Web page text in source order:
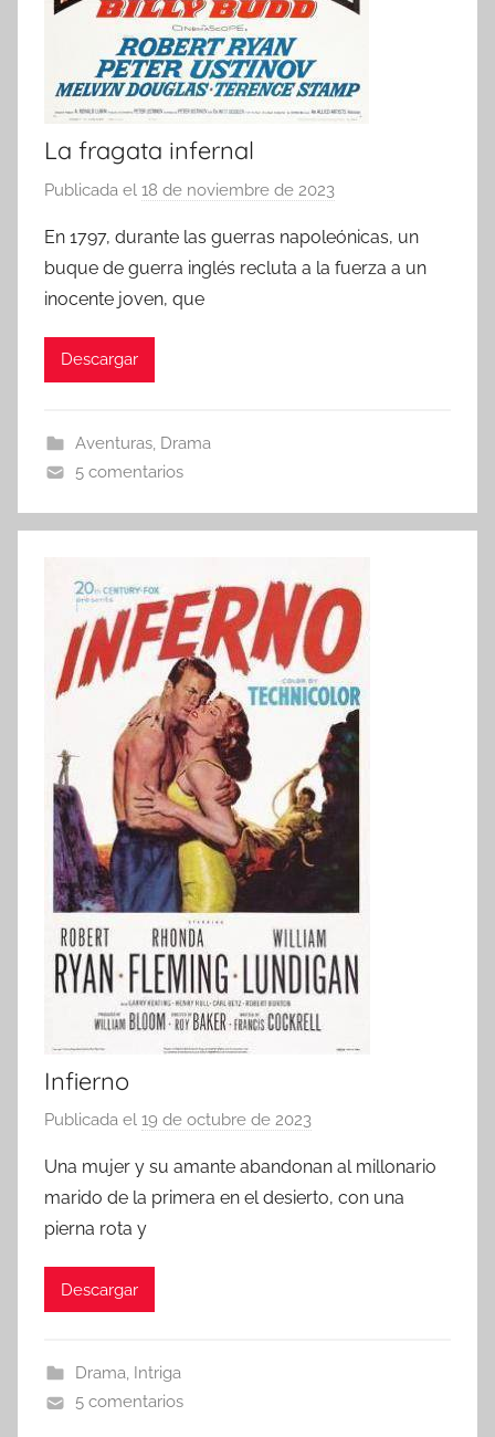
La fragata infernal
Publicada el 18 de noviembre de 2023
r
En 1797, durante las guerras napoleónicas, un
buque de guerra inglés recluta a la fuerza a un
inocente joven, que
Descargar
Aventuras, Drama
5 comentarios
Infierno
Publicada el 19 de octubre de 2023
r
Una mujer y su amante abandonan al millonario
marido de la primera en el desierto, con una
pierna rota y
Descargar
Drama, Intriga
5 comentarios